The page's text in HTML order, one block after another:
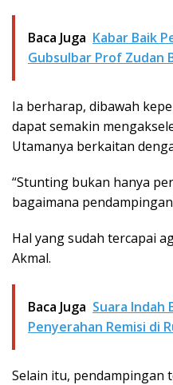
Baca Juga Kabar Baik
Gubsulbar Prof Zudan
Ia berharap, dibawah
dapat semakin
Utamanya berkaitan
“Stunting bukan hanya
bagaimana
Hal yang sudah tercapai
Akmal.
Baca Juga Suara Indah
Penyerahan Remisi di
Selain itu, pendampingan